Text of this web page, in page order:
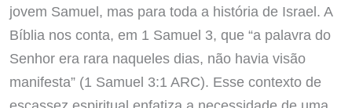
jovem Samuel, mas para toda a história de Israel. A
Bíblia nos conta, em 1 Samuel 3, que “a palavra do
Senhor era rara naqueles dias, não havia visão
manifesta” (1 Samuel 3:1 ARC). Esse contexto de